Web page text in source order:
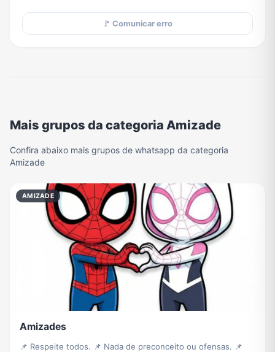
🚩 Comunicar erro
Mais grupos da categoria Amizade
Confira abaixo mais grupos de whatsapp da categoria
Amizade
AMIZADE
Amizades
📌 Respeite todos. 📌 Nada de preconceito ou ofensas. 📌